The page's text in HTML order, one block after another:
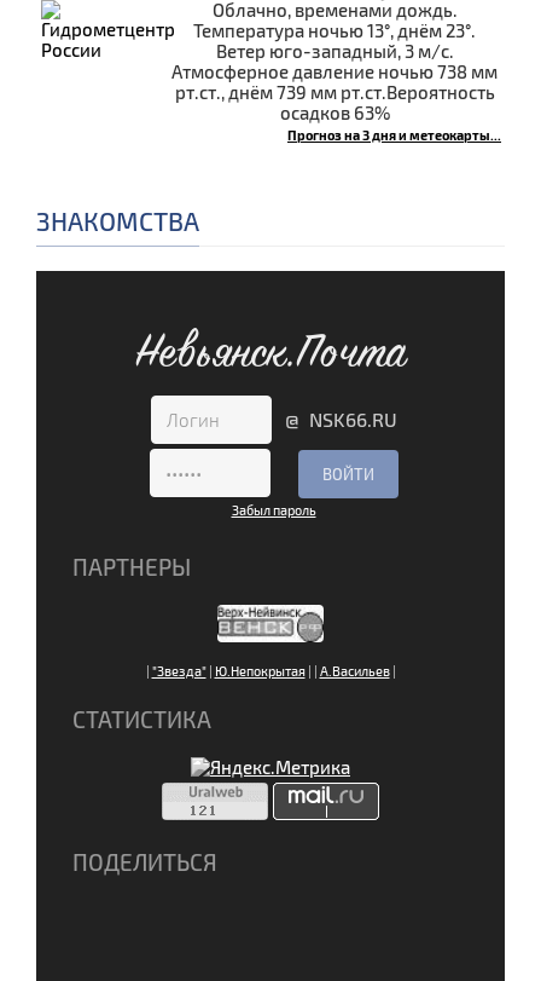
Облачно, временами дождь.
Температура ночью 13°, днём 23°.
Ветер юго-западный, 3 м/с.
Атмосферное давление ночью 738 мм
рт.ст., днём 739 мм рт.ст.Вероятность
осадков 63%
Прогноз на 3 дня и метеокарты...
ЗНАКОМСТВА
Невьянск.Почта
@ NSK66.RU
Забыл пароль
ПАРТНЕРЫ
| "Звезда"| Ю.Непокрытая| | А.Васильев|
СТАТИСТИКА
ПОДЕЛИТЬСЯ